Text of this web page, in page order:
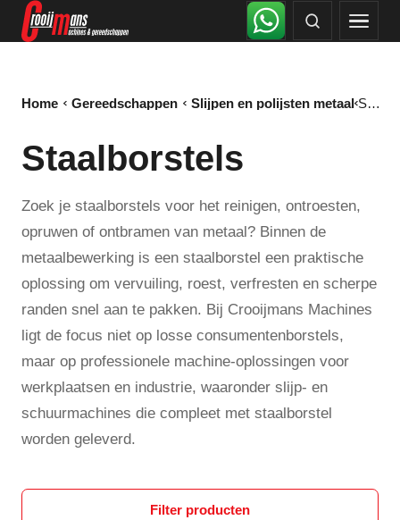
Home Gereedschappen Slijpen en polijsten metaal Staalborstels
Staalborstels
Zoek je staalborstels voor het reinigen, ontroesten,
opruwen of ontbramen van metaal? Binnen de
metaalbewerking is een staalborstel een praktische
oplossing om vervuiling, roest, verfresten en scherpe
randen snel aan te pakken. Bij Crooijmans Machines
ligt de focus niet op losse consumentenborstels,
maar op professionele machine-oplossingen voor
werkplaatsen en industrie, waaronder slijp- en
schuurmachines die compleet met staalborstel
worden geleverd.
Filter producten